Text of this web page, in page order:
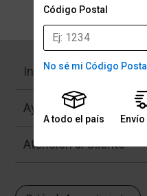
Código Postal
No sé mi Código
A todo el país
Volver a la
Institucional
Ayuda
Atención al Cliente